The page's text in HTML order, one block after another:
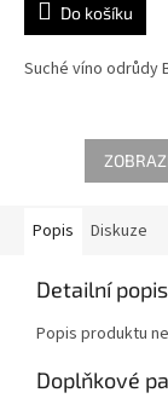
Do košíku
Suché víno odrůdy
Popis Diskuze
Detailní
Popis produktu
Doplňkové